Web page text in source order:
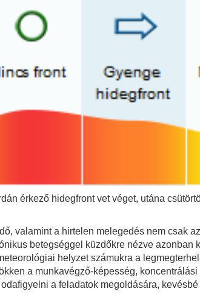
érkező hidegfront vet véget, utána
valamint a hirtelen melegedés nem csak
betegséggel küzdőkre nézve
helyzet számukra a
a munkavégző-képesség,
a feladatok megoldására,